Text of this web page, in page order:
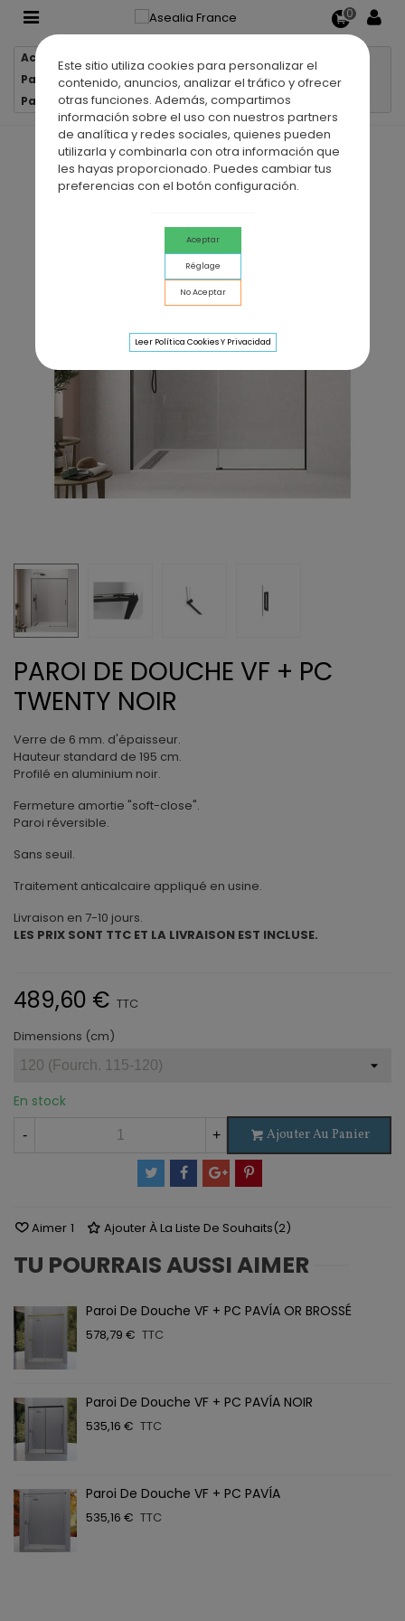
Este sitio utiliza cookies para personalizar el
contenido, anuncios, analizar el tráfico y ofrecer
otras funciones. Además, compartimos
información sobre el uso con nuestros partners
de analítica y redes sociales, quienes pueden
utilizarla y combinarla con otra información que
les hayas proporcionado. Puedes cambiar tus
preferencias con el botón configuración.
Aceptar
Réglage
No Aceptar
Leer Política Cookies Y Privacidad
0
Accueil
Parois de douche 1 verre fixe + 1 porte coulissante
Paroi de douche VF + PC TWENTY NOIR
PAROI DE DOUCHE VF + PC
TWENTY NOIR
Verre de 6 mm. d'épaisseur.
Hauteur standard de 195 cm.
Profilé en aluminium noir.
Fermeture amortie "soft-close".
Paroi réversible.
Sans seuil.
Traitement anticalcaire appliqué en usine.
Livraison en 7-10 jours.
LES PRIX SONT TTC ET LA LIVRAISON EST INCLUSE.
489,60 € TTC
Dimensions (cm)
En stock
- + Ajouter Au Panier
Aimer 1 Ajouter À La Liste De Souhaits(2)
TU POURRAIS AUSSI AIMER
Paroi De Douche VF + PC PAVÍA OR BROSSÉ
578,79 € TTC
Paroi De Douche VF + PC PAVÍA NOIR
535,16 € TTC
Paroi De Douche VF + PC PAVÍA
535,16 € TTC